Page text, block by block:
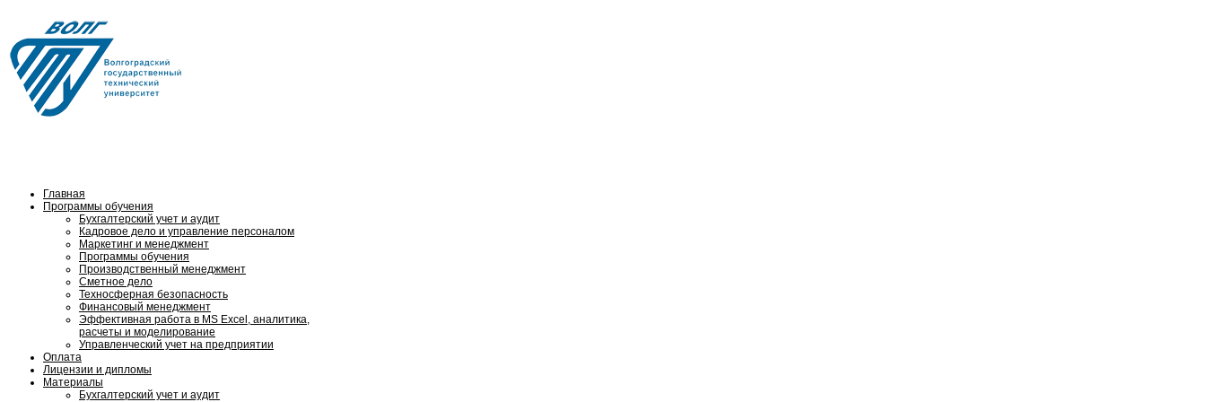
Главная
Программы обучения
Бухгалтерский учет и аудит
Кадровое дело и управление персоналом
Маркетинг и менеджмент
Программы обучения
Производственный менеджмент
Сметное дело
Техносферная безопасность
Финансовый менеджмент
Эффективная работа в MS Excel, аналитика,
расчеты и моделирование
Управленческий учет на предприятии
Оплата
Лицензии и дипломы
Материалы
Бухгалтерский учет и аудит